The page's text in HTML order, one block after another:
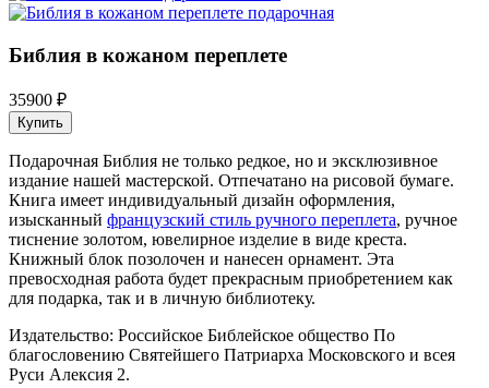
Библия в кожаном переплете
35900 ₽
Купить
Подарочная Библия не только редкое, но и эксклюзивное
издание нашей мастерской. Отпечатано на рисовой бумаге.
Книга имеет индивидуальный дизайн оформления,
изысканный французский стиль ручного переплета, ручное
тиснение золотом, ювелирное изделие в виде креста.
Книжный блок позолочен и нанесен орнамент. Эта
превосходная работа будет прекрасным приобретением как
для подарка, так и в личную библиотеку.
Издательство: Российское Библейское общество По
благословению Святейшего Патриарха Московского и всея
Руси Алексия 2.